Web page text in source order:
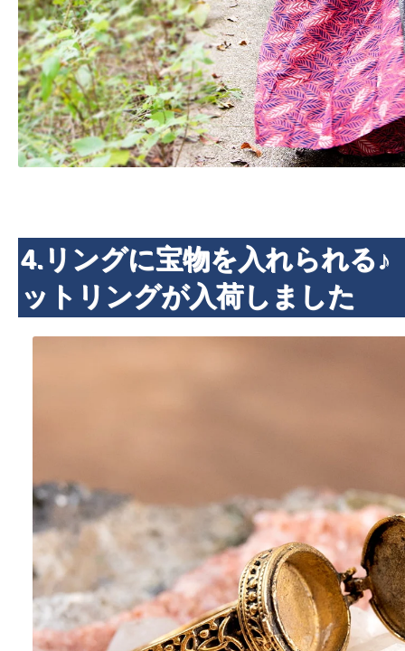
4.リングに宝物を入れられる
ットリングが入荷しました